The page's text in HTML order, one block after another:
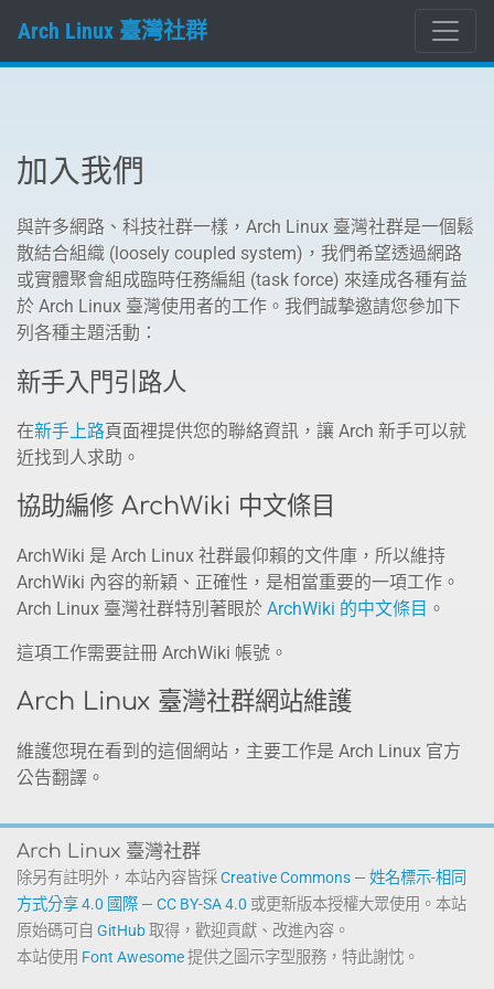
Arch Linux 臺灣社群
加入我們
與許多網路、科技社群一樣，Arch Linux 臺灣社群是一個鬆
散結合組織 (loosely coupled system)，我們希望透過網路
或實體聚會組成臨時任務編組 (task force) 來達成各種有益
於 Arch Linux 臺灣使用者的工作。我們誠摯邀請您參加下
列各種主題活動：
新手入門引路人
在新手上路頁面裡提供您的聯絡資訊，讓 Arch 新手可以就
近找到人求助。
協助編修 ArchWiki 中文條目
ArchWiki 是 Arch Linux 社群最仰賴的文件庫，所以維持
ArchWiki 內容的新穎、正確性，是相當重要的一項工作。
Arch Linux 臺灣社群特別著眼於 ArchWiki 的中文條目 。
這項工作需要註冊 ArchWiki 帳號。
Arch Linux 臺灣社群網站維護
維護您現在看到的這個網站，主要工作是 Arch Linux 官方
公告翻譯。
Arch Linux 臺灣社群
除另有註明外，本站內容皆採Creative Commons — 姓名標示-相同
方式分享 4.0 國際 — CC BY-SA 4.0 或更新版本授權大眾使用。本站
原始碼可自 GitHub取得，歡迎貢獻、改進內容。
本站使用 Font Awesome提供之圖示字型服務，特此謝忱。